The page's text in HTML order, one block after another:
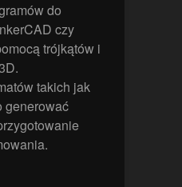
do
czy
trójkątów i
takich jak
generować